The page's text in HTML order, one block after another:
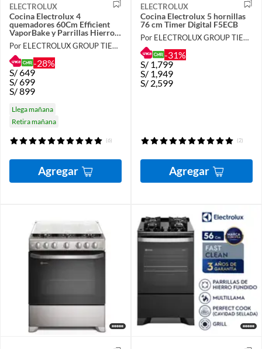
ELECTROLUX
Cocina Electrolux 4
quemadores 60Cm Efficient
VaporBake y Parrillas Hierro
Fundido Silver FE4OSR
Por ELECTROLUX GROUP TIENDA OFICIAL
-28%
S/649
S/699
S/899
Llega mañana
Retira mañana
(6)
Agregar
ELECTROLUX
Cocina Electrolux 5 hornillas
76 cm Timer Digital F5ECB
Por ELECTROLUX GROUP TIENDA OFICIAL
-31%
S/ 1,799
S/ 1,949
S/ 2,599
(2)
Agregar